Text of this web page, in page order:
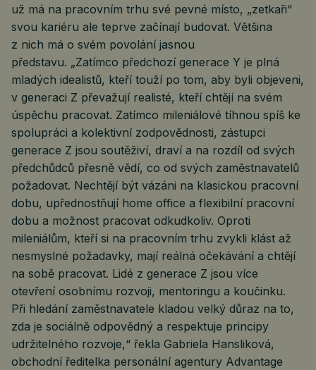
už má na pracovním trhu své pevné místo, „zetkaři“
svou kariéru ale teprve začínají budovat. Většina
z nich má o svém povolání jasnou
představu. „Zatímco předchozí generace Y je plná
mladých idealistů, kteří touží po tom, aby byli objeveni,
v generaci Z převažují realisté, kteří chtějí na svém
úspěchu pracovat. Zatímco mileniálové tíhnou spíš ke
spolupráci a kolektivní zodpovědnosti, zástupci
generace Z jsou soutěživí, draví a na rozdíl od svých
předchůdců přesně vědí, co od svých zaměstnavatelů
požadovat. Nechtějí být vázáni na klasickou pracovní
dobu, upřednostňují home office a flexibilní pracovní
dobu a možnost pracovat odkudkoliv. Oproti
mileniálům, kteří si na pracovním trhu zvykli klást až
nesmyslné požadavky, mají reálná očekávání a chtějí
na sobě pracovat. Lidé z generace Z jsou více
otevření osobnímu rozvoji, mentoringu a koučinku.
Při hledání zaměstnavatele kladou velký důraz na to,
zda je sociálně odpovědný a respektuje principy
udržitelného rozvoje,“ řekla Gabriela Hansliková,
obchodní ředitelka personální agentury Advantage